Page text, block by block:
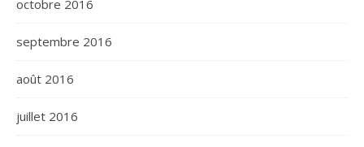
octobre 2016
septembre 2016
août 2016
juillet 2016